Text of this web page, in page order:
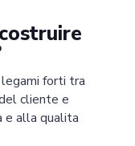
forti tra
cliente e
alla qualita